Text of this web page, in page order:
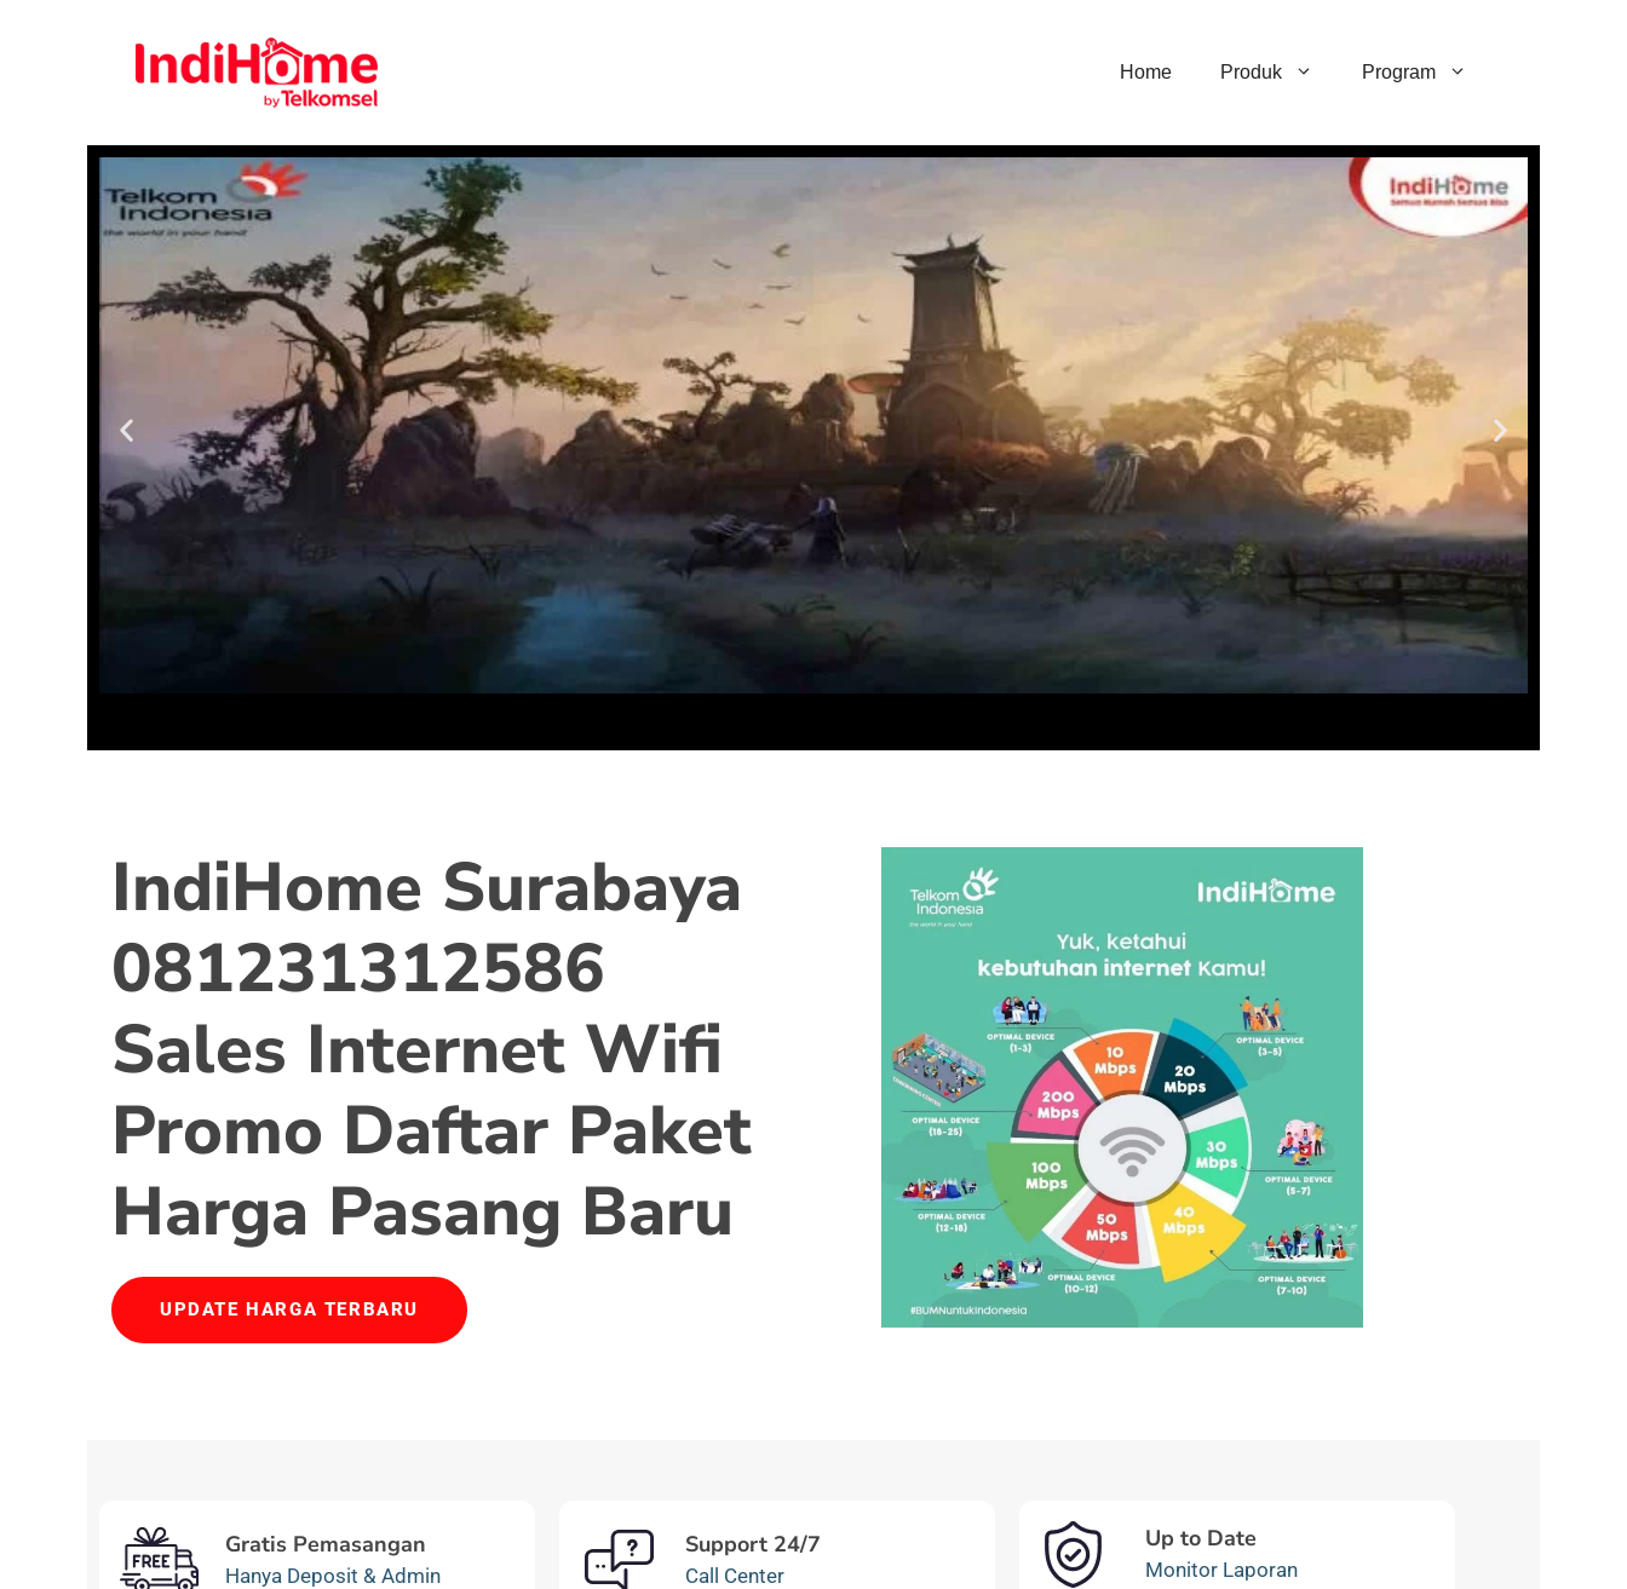
Home Produk Program
IndiHome Surabaya
081231312586
Sales Internet Wifi
Promo Daftar Paket
Harga Pasang Baru
UPDATE HARGA TERBARU
Gratis Pemasangan
Hanya Deposit & Admin
Support 24/7
Call Center
Up to Date
Monitor Laporan